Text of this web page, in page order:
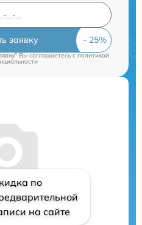
заявку
Вы соглашаетесь c политикой
по
на сайте